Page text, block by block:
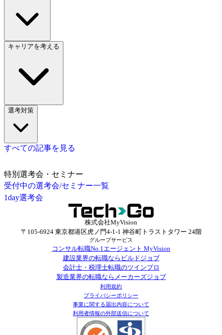
キャリアを考える
選考対策
すべての記事を見る
特別選考会・セミナー
受付中の選考会/セミナー一覧
1day選考会
株式会社MyVision
〒105-6924 東京都港区虎ノ門4-1-1 神谷町トラストタワー 24階
グループサービス
コンサル転職No.1エージェント MyVision
建設業界の転職ならビルドジョブ
会計士・税理士転職のツインプロ
製造業界の転職ならメーカーズジョブ
利用規約
プライバシーポリシー
事業に関する届出内容について
利用者情報の外部送信について